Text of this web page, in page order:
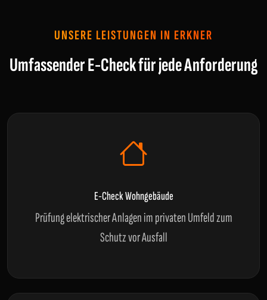
UNSERE LEISTUNGEN IN ERKNER
Umfassender E-Check für jede Anforderung
E-Check Wohngebäude
Prüfung elektrischer Anlagen im privaten Umfeld zum
Schutz vor Ausfall